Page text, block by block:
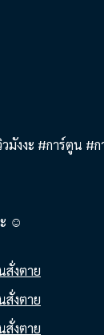
มังงะ #การ์ตูน
☺